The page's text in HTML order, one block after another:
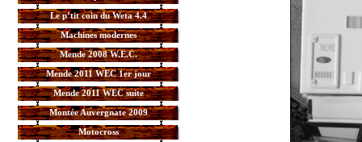
Le p’tit coin du Weta 4.4
Machines modernes
Mende 2008 W.E.C.
Mende 2011 WEC 1er jour
Mende 2011 WEC suite
Montée Auvergnate 2009
Motocross